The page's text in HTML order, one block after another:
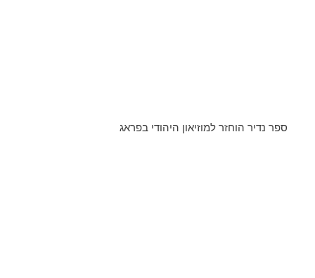
ספר נדיר הוחזר למוזיאון היהודי בפראג